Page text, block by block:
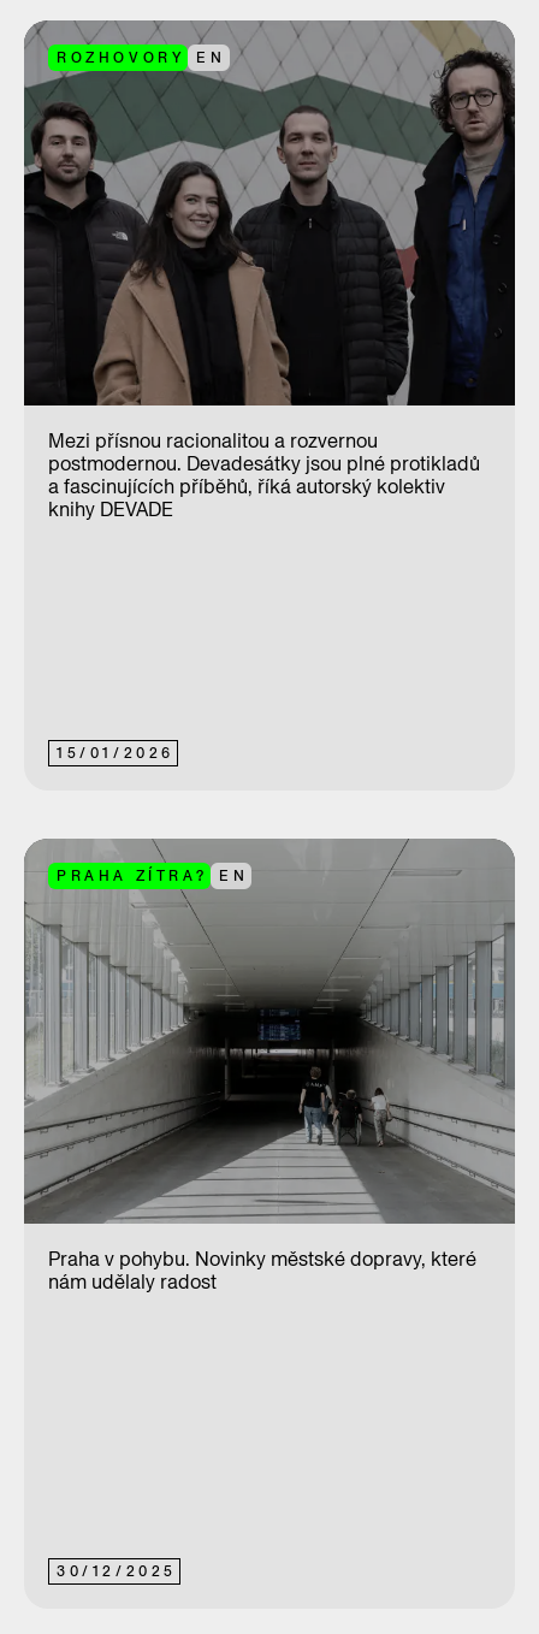
ROZHOVORY EN
15/ 01/ 2026
Mezi přísnou racionalitou a rozvernou
postmodernou. Devadesátky jsou plné protikladů
a fascinujících příběhů, říká autorský kolektiv
knihy DEVADE
PRAHA ZÍTRA? EN
30/ 12/ 2025
Praha v pohybu. Novinky městské dopravy, které
nám udělaly radost